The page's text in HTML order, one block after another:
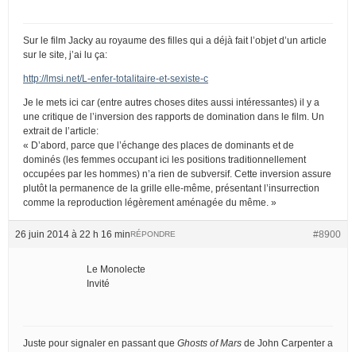
Sur le film Jacky au royaume des filles qui a déjà fait l’objet d’un article
sur le site, j’ai lu ça:
http://lmsi.net/L-enfer-totalitaire-et-sexiste-c
Je le mets ici car (entre autres choses dites aussi intéressantes) il y a
une critique de l’inversion des rapports de domination dans le film. Un
extrait de l’article:
« D’abord, parce que l’échange des places de dominants et de
dominés (les femmes occupant ici les positions traditionnellement
occupées par les hommes) n’a rien de subversif. Cette inversion assure
plutôt la permanence de la grille elle-même, présentant l’insurrection
comme la reproduction légèrement aménagée du même. »
26 juin 2014 à 22 h 16 min #8900
RÉPONDRE
Le Monolecte
Invité
Juste pour signaler en passant que Ghosts of Mars de John Carpenter a